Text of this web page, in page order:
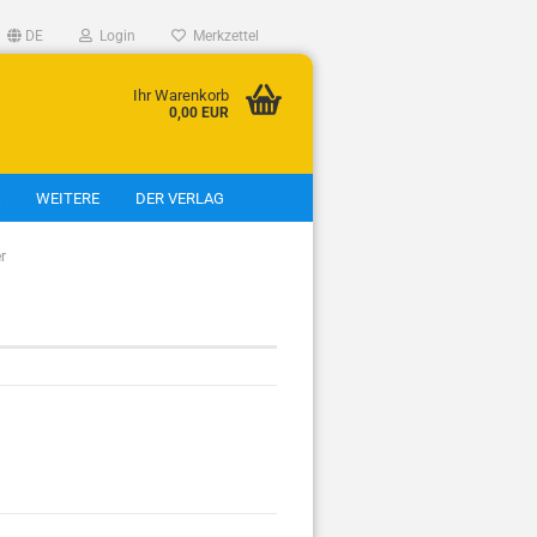
DE Login Merkzettel
Ihr Warenkorb
0,00 EUR
DER VERLAG
WEITERE